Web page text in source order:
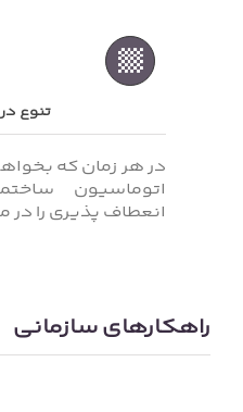
تنوع
در هر زمان که
اتوماسیون
انعطاف پذیری را در
راهکارهای سازمانی